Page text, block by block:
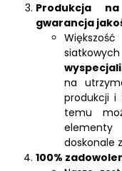
Produkcja
gwarancja
na
produkcji i
temu
doskonale
100%